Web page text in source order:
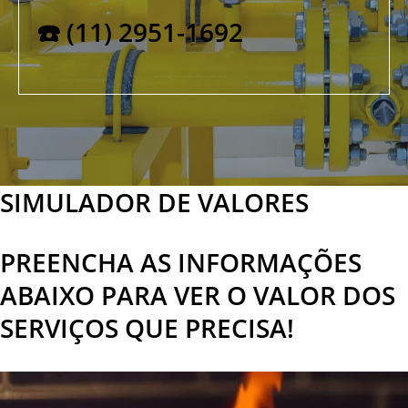
☎️ (11) 2951-1692
SIMULADOR DE VALORES
PREENCHA AS INFORMAÇÕES
ABAIXO PARA VER O VALOR DOS
SERVIÇOS QUE PRECISA!